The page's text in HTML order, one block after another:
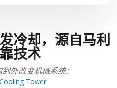
冷却，源自马利
技术
外改变机械系统：